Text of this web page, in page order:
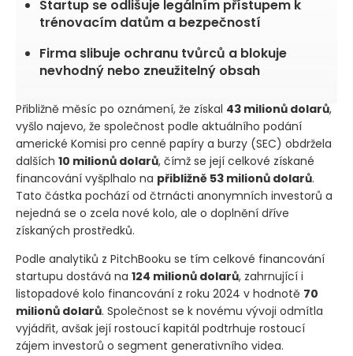
Startup se odlišuje legálním přístupem k
trénovacím datům a bezpečností
Firma slibuje ochranu tvůrců a blokuje
nevhodný nebo zneužitelný obsah
Přibližně měsíc po oznámení, že získal 43 milionů dolarů,
vyšlo najevo, že společnost podle aktuálního podání
americké Komisi pro cenné papíry a burzy (SEC) obdržela
dalších 10 milionů dolarů, čímž se její celkové získané
financování vyšplhalo na přibližně 53 milionů dolarů.
Tato částka pochází od čtrnácti anonymních investorů a
nejedná se o zcela nové kolo, ale o doplnění dříve
získaných prostředků.
Podle analytiků z PitchBooku se tím celkové financování
startupu dostává na 124 milionů dolarů, zahrnující i
listopadové kolo financování z roku 2024 v hodnotě 70
milionů dolarů. Společnost se k novému vývoji odmítla
vyjádřit, avšak její rostoucí kapitál podtrhuje rostoucí
zájem investorů o segment generativního videa.